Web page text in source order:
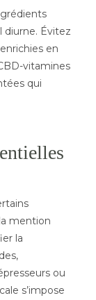
diurne. Évitez
en
vitamines
qui
mention
la
ou
s’impose